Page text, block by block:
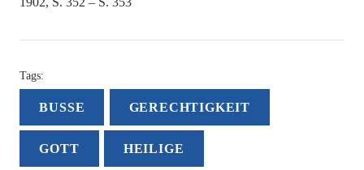
Tags:
BUSSE GERECHTIGKEIT
GOTT HEILIGE